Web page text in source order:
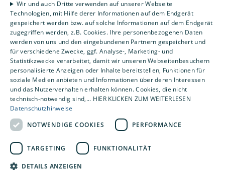
Kontakt
Um externe HTML-Inhalte anzuzeigen, benötigen wir
Ihre Einwilligung.
Weitere Informationen finden Sie in unserer
Datenschutzerklärung.
Cookie-Einstellungen öffnen
Wir und auch Dritte verwenden auf unserer Webseite
Technologien, mit Hilfe derer Informationen auf dem Endgerät
gespeichert werden bzw. auf solche Informationen auf dem Endgerät
zugegriffen werden, z.B. Cookies. Ihre personenbezogenen Daten
werden von uns und den eingebundenen Partnern gespeichert und
für verschiedene Zwecke, ggf. Analyse-, Marketing- und
Statistikzwecke verarbeitet, damit wir unseren Webseitenbesuchern
personalisierte Anzeigen oder Inhalte bereitstellen, Funktionen für
soziale Medien anbieten und Informationen über deren Interessen
und das Nutzerverhalten erhalten können. Cookies, die nicht
technisch-notwendig sind,... HIER KLICKEN ZUM WEITERLESEN
Datenschutzhinweise
NOTWENDIGE COOKIES
PERFORMANCE
TARGETING FUNKTIONALITÄT
DETAILS ANZEIGEN